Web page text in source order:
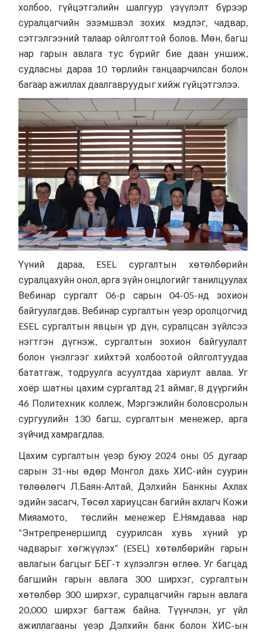
холбоо, гүйцэтгэлийн шалгуур үзүүлэлт бүрээр
суралцагчийн эзэмшвэл зохих мэдлэг, чадвар,
сэтгэлгээний талаар ойлголттой болов. Мөн, багш
нар гарын авлага тус бүрийг бие даан уншиж,
судласны дараа 10 төрлийн ганцаарчилсан болон
багаар ажиллах даалгавруудыг хийж гүйцэтгэлээ.
Үүний дараа, ESEL сургалтын хөтөлбөрийн
суралцахуйн онол, арга зүйн онцлогийг танилцуулах
Вебинар сургалт 06-р сарын 04-05-нд зохион
байгуулагдав. Вебинар сургалтын үеэр оролцогчид
ESEL сургалтын явцын үр дүн, суралцсан зүйлсээ
нэгтгэн дүгнэж, сургалтын зохион байгуулалт
болон үнэлгээг хийхтэй холбоотой ойлголтуудаа
бататгаж, тодруулга асуултдаа хариулт авлаа. Уг
хоёр шатны цахим сургалтад 21 аймаг, 8 дүүргийн
46 Политехник коллеж, Мэргэжлийн боловсролын
сургуулийн 130 багш, сургалтын менежер, арга
зүйчид хамрагдлаа.
Цахим сургалтын үеэр буюу 2024 оны 05 дугаар
сарын 31-ны өдөр Монгол дахь ХИС-ийн суурин
төлөөлөгч Л.Баян-Алтай, Дэлхийн Банкны Ахлах
эдийн засагч, Төсөл хариуцсан багийн ахлагч Кожи
Мияамото, төслийн менежер Ё.Нямдаваа нар
“Энтрепренершипд суурилсан хувь хүний ур
чадварыг хөгжүүлэх“ (ESEL) хөтөлбөрийн гарын
авлагын багцыг БЕГ-т хүлээлгэн өглөө. Уг багцад
багшийн гарын авлага 300 ширхэг, сургалтын
хөтөлбөр 300 ширхэг, суралцагчийн гарын авлага
20,000 ширхэг багтаж байна. Түүнчлэн, уг үйл
ажиллагааны үеэр Дэлхийн банк болон ХИС-ын